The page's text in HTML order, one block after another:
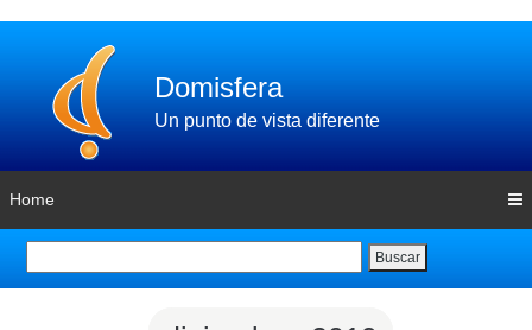
Domisfera
Un punto de vista diferente
Home
Buscar